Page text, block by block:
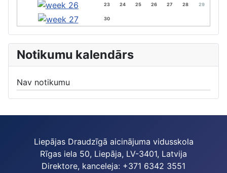
23 24 25 26 27 28 29
30
Notikumu kalendārs
Nav notikumu
Liepājas Draudzīgā aicinājuma vidusskola
Rīgas iela 50, Liepāja, LV-3401, Latvija
Direktore, kanceleja: +371 6342 3551